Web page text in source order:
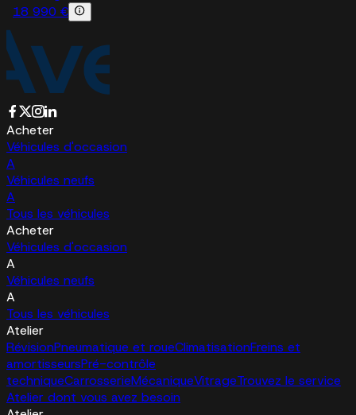
18 990 €
Acheter
Véhicules d'occasion
A
Véhicules neufs
A
Tous les véhicules
Acheter
Véhicules d'occasion
A
Véhicules neufs
A
Tous les véhicules
Atelier
RévisionPneumatique et roueClimatisationFreins et
amortisseursPré-contrôle
techniqueCarrosserieMécaniqueVitrageTrouvez le service
Atelier dont vous avez besoin